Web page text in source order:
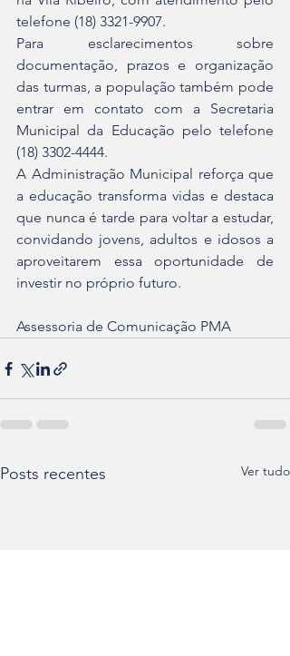
telefone (18) 3321-9907.
Para esclarecimentos sobre
documentação, prazos e organização
das turmas, a população também pode
entrar em contato com a Secretaria
Municipal da Educação pelo telefone
(18) 3302-4444.
A Administração Municipal reforça que
a educação transforma vidas e destaca
que nunca é tarde para voltar a estudar,
convidando jovens, adultos e idosos a
aproveitarem essa oportunidade de
investir no próprio futuro.
Assessoria de Comunicação PMA
Posts recentes Ver tudo